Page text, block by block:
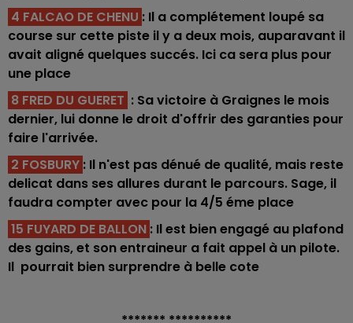
4 FALCAO DE CHENU : Il a complétement loupé sa
course sur cette piste il y a deux mois, auparavant il
avait aligné quelques succés. Ici ca sera plus pour
une place
8 FRED DU GUERET : Sa victoire à Graignes le mois
dernier, lui donne le droit d'offrir des garanties pour
faire l'arrivée.
2 FOSBURY : Il n'est pas dénué de qualité, mais reste
delicat dans ses allures durant le parcours. Sage, il
faudra compter avec pour la 4/5 éme place
15 FUYARD DE BALLON : Il est bien engagé au plafond
des gains, et son entraineur a fait appel à un pilote.
Il pourrait bien surprendre à belle cote